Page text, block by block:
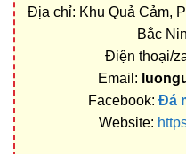
Địa chỉ: Khu Quả Cảm,
Bắc
Điện thoại/
Email:
Facebook: Đá
Website: